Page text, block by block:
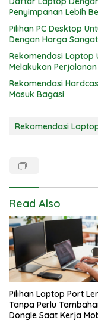
Penyimpanan Lebih
Pilihan PC Desktop
Dengan Harga
Rekomendasi Laptop
Melakukan Perjalanan
Rekomendasi
Masuk Bagasi
Rekomendasi
Read Also
Pilihan Laptop Port
Tanpa Perlu
Dongle Saat Kerja